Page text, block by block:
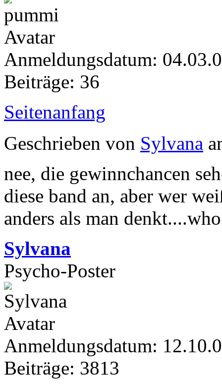
Anmeldungsdatum:
Beiträge: 36
Seitenanfang
Geschrieben von Sylvana
nee, die gewinnchancen
diese band an, aber wer
anders als man
Sylvana
Psycho-Poster
Anmeldungsdatum:
Beiträge: 3813